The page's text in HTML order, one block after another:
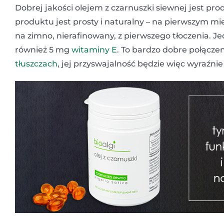
Dobrej jakości olejem z czarnuszki siewnej jest
produktu jest prosty i naturalny – na pierwszym
na zimno, nierafinowany, z pierwszego tłoczenia.
również 5 mg witaminy E. To bardzo dobre
tłuszczach, jej przyswajalność będzie więc